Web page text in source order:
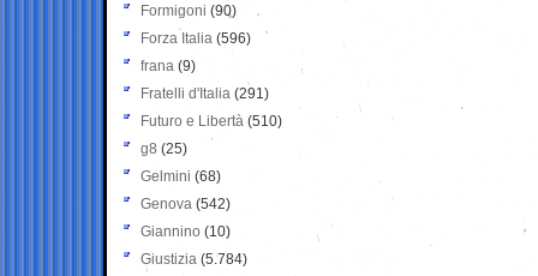
Formigoni (90)
Forza Italia (596)
frana (9)
Fratelli d'Italia (291)
Futuro e Libertà (510)
g8 (25)
Gelmini (68)
Genova (542)
Giannino (10)
Giustizia (5.784)